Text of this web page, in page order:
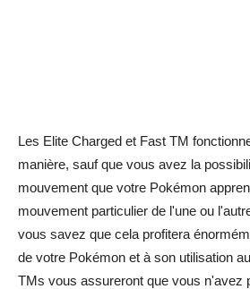
Les Elite Charged et Fast TM
manière, sauf que vous avez la
mouvement que votre Pokémon
mouvement particulier de l'une ou
vous savez que cela profitera
de votre Pokémon et à son utilisation
TMs vous assureront que vous n'avez